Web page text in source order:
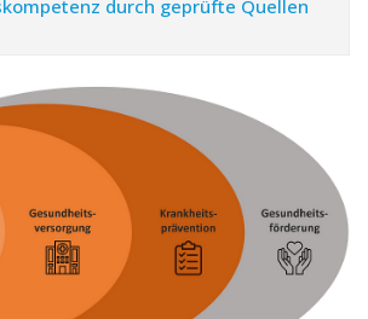
durch geprüfte Quellen